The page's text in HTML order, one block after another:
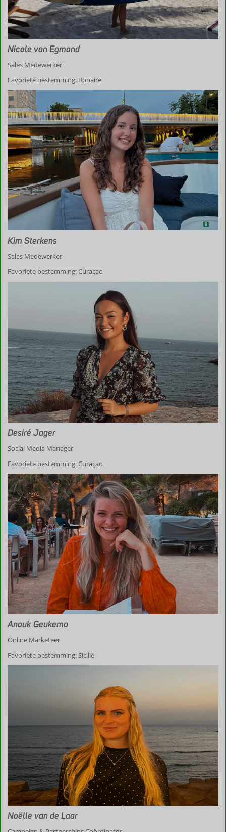
Nicole van Egmond
Sales Medewerker
Favoriete bestemming: Bonaire
Kim Sterkens
Sales Medewerker
Favoriete bestemming: Curaçao
Desiré Jager
Social Media Manager
Favoriete bestemming: Curaçao
Anouk Geukema
Online Marketeer
Favoriete bestemming: Sicilië
Noëlle van de Laar